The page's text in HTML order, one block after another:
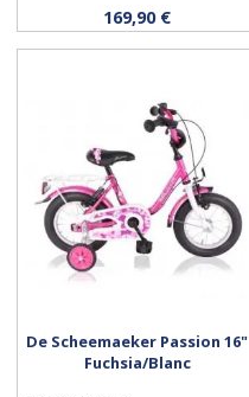
Acheter
169,90 €
De Scheemaeker Passion 16"
Fuchsia/Blanc